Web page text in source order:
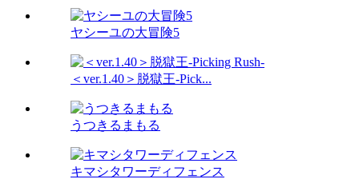
ヤシーユの大冒険5
＜ver.1.40＞脱獄王-Pick...
うつきるまもる
キマシタワーディフェンス